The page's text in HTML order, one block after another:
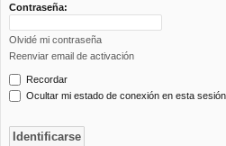
Contraseña:
Olvidé mi contraseña
Reenviar email de activación
Recordar
Ocultar mi estado de conexión en esta sesión